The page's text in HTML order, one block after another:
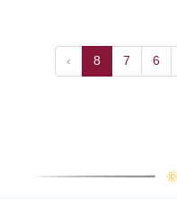
6
7
8
›